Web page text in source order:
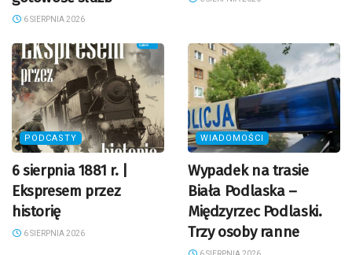
6 SIERPNIA 2026
PODCASTY
6 sierpnia 1881 r. |
Ekspresem przez
historię
6 SIERPNIA 2026
WIADOMOŚCI
Wypadek na trasie
Biała Podlaska –
Międzyrzec Podlaski.
Trzy osoby ranne